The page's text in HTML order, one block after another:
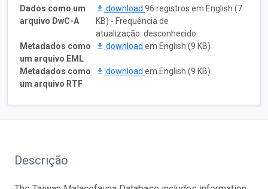
Dados como um
arquivo DwC-A
download 96 registros em English (7
KB) - Frequência de
atualização: desconhecido
Metadados como
um arquivo EML
download em English (9 KB)
Metadados como
um arquivo RTF
download em English (9 KB)
Descrição